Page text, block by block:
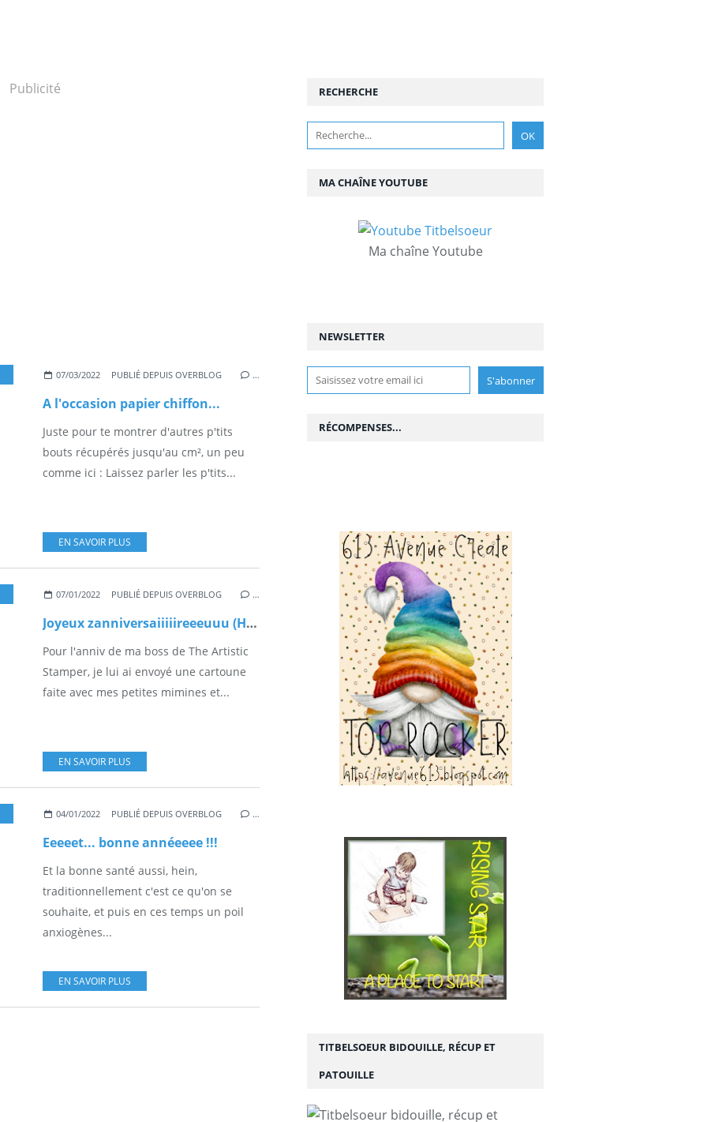
Publicité
,TAGS,TIMBRES,TISSU
07/03/2022 PUBLIÉ DEPUIS OVERBLOG …
A l'occasion papier chiffon...
Juste pour te montrer d'autres p'tits
bouts récupérés jusqu'au cm², un peu
comme ici : Laissez parler les p'tits...
EN SAVOIR PLUS
,RÉCUP,TISSU
07/01/2022 PUBLIÉ DEPUIS OVERBLOG …
Joyeux zanniversaiiiiireeeuuu (Happy Birthday Jennie)
Pour l'anniv de ma boss de The Artistic
Stamper, je lui ai envoyé une cartoune
faite avec mes petites mimines et...
EN SAVOIR PLUS
,RÉCUP,TAMPONS TITBELSOEUR,VIDÉO
04/01/2022 PUBLIÉ DEPUIS OVERBLOG …
Eeeeet... bonne annéeeee !!!
Et la bonne santé aussi, hein,
traditionnellement c'est ce qu'on se
souhaite, et puis en ces temps un poil
anxiogènes...
EN SAVOIR PLUS
NEWSLETTER
RECHERCHE
TITBELSOEUR BIDOUILLE, RÉCUP ET
PATOUILLE
MA CHAÎNE YOUTUBE
Ma chaîne Youtube
RÉCOMPENSES...